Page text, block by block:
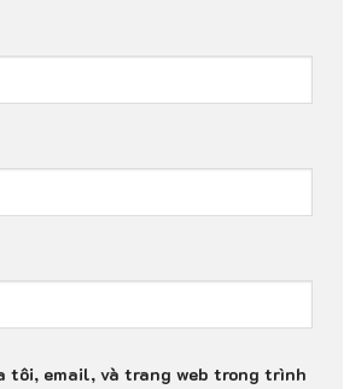
tôi, email, và trang web trong trình